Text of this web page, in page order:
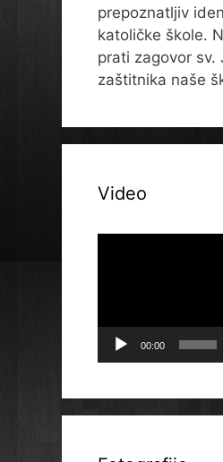
prepoznatljiv
katoličke škole.
prati zagovor sv.
zaštitnika naše
Video
00:00